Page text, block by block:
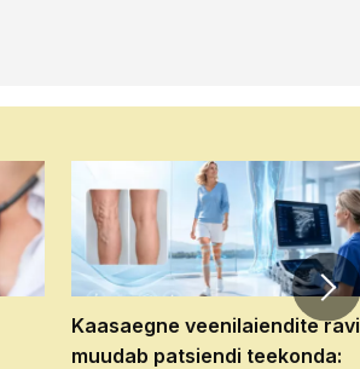
Kaasaegne veenilaiendite ravi
muudab patsiendi teekonda: